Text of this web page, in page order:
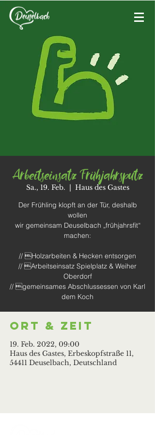
Arbeitseinsatz Frühjahrsputz
Sa., 19. Feb.
  |
Haus des Gastes
Der Frühling klopft an der Tür, deshalb
wollen
wir gemeinsam Deuselbach „frühjahrsfit“
machen:
// Holzarbeiten & Hecken entsorgen
// Arbeitseinsatz Spielplatz & Weiher
Oberdorf
// gemeinsames Abschlussessen von Karl
dem Koch
Ort & Zeit
19. Feb. 2022, 09:00
Haus des Gastes, Erbeskopfstraße 11,
54411 Deuselbach, Deutschland